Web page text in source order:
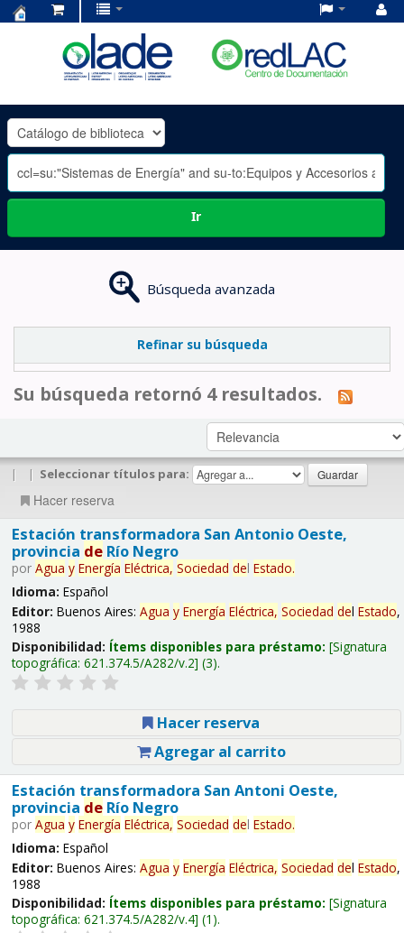
OLADE
-
Ir
Búsqueda avanzada
Refinar su búsqueda
Su búsqueda retornó 4 resultados.
| | Seleccionar títulos para:
Hacer reserva
Estación transformadora San Antonio Oeste,
provincia deRío Negro
por Agua y Energía Eléctrica, Sociedad del Estado.
Idioma: Español
Editor: Buenos Aires: Agua y Energía Eléctrica, Sociedad del Estado,
1988
Disponibilidad: Ítems disponibles para préstamo: Signatura
topográfica: 621.374.5/A282/v.2 (3).
Hacer reserva
Agregar al carrito
Estación transformadora San Antoni Oeste,
provincia deRío Negro
por Agua y Energía Eléctrica, Sociedad del Estado.
Idioma: Español
Editor: Buenos Aires: Agua y Energía Eléctrica, Sociedad del Estado,
1988
Disponibilidad: Ítems disponibles para préstamo: Signatura
topográfica: 621.374.5/A282/v.4 (1).